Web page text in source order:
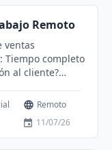
Remoto
ventas
Tiempo completo
al cliente?
durante
a
Remoto
11/07/26